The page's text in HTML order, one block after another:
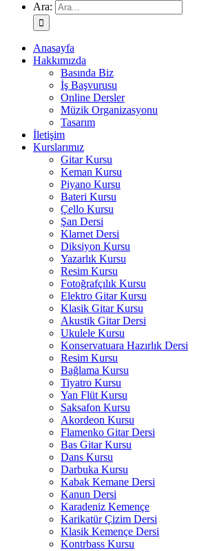
Ara:
Anasayfa
Hakkımızda
Basında Biz
İş Başvurusu
Online Dersler
Müzik Organizasyonu
Tasarım
İletişim
Kurslarımız
Gitar Kursu
Keman Kursu
Piyano Kursu
Bateri Kursu
Çello Kursu
Şan Dersi
Klarnet Dersi
Diksiyon Kursu
Yazarlık Kursu
Resim Kursu
Fotoğrafçılık Kursu
Elektro Gitar Kursu
Klasik Gitar Kursu
Akustik Gitar Dersi
Ukulele Kursu
Konservatuara Hazırlık Dersi
Resim Kursu
Bağlama Kursu
Tiyatro Kursu
Yan Flüt Kursu
Saksafon Kursu
Akordeon Kursu
Flamenko Gitar Dersi
Bas Gitar Kursu
Dans Kursu
Darbuka Kursu
Kabak Kemane Dersi
Kanun Dersi
Karadeniz Kemençe
Karikatür Çizim Dersi
Klasik Kemençe Dersi
Kontrbass Kursu